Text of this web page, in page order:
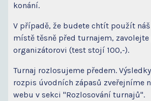
konání.
V případě, že budete chtít použít
místě těsně před turnajem, zavolejte
organizátorovi (test stojí 100,-).
Turnaj rozlosujeme předem.
rozpis úvodních zápasů zveřejníme
webu v sekci "Rozlosování turnajů".